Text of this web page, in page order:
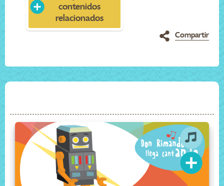
contenidos
relacionados
Compartir